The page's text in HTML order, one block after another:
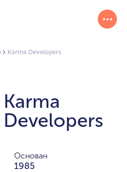
Karma Developers
Karma
Developers
Основан
1985